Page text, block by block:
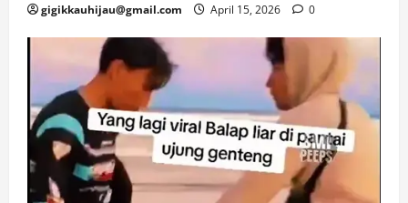
gigikkauhijau@gmail.com April 15, 2026 0